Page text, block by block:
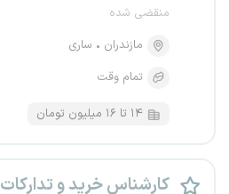
منقضی شده
مازندران
ساری
تمام وقت
۱۴ تا ۱۶ میلیون تومان
کارشناس خرید و تدارکات